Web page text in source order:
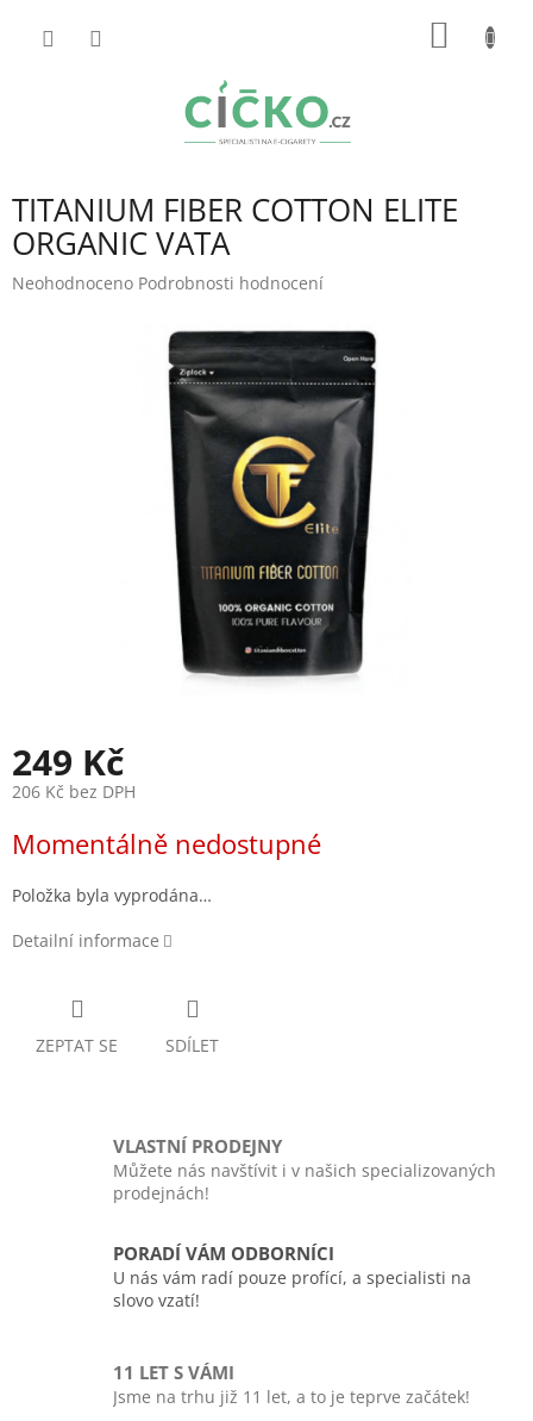
TITANIUM FIBER COTTON ELITE
ORGANIC VATA
Průměrné
Neohodnoceno Podrobnosti hodnocení
249 Kč
206 Kč bez DPH
cena:
Momentálně nedostupné
Položka byla vyprodána…
Detailní informace
ZEPTAT SE SDÍLET
VLASTNÍ PRODEJNY
Můžete nás navštívit i v našich specializovaných
prodejnách!
PORADÍ VÁM ODBORNÍCI
U nás vám radí pouze profící, a specialisti na
slovo vzatí!
11 LET S VÁMI
Jsme na trhu již 11 let, a to je teprve začátek!